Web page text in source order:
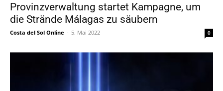
Provinzverwaltung startet Kampagne, um
die Strände Málagas zu säubern
Costa del Sol Online - 5. Mai 2022 0